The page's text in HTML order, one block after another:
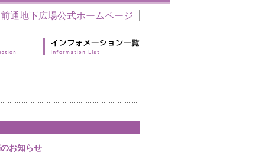
通地下広場公式ホームページ
お知らせ